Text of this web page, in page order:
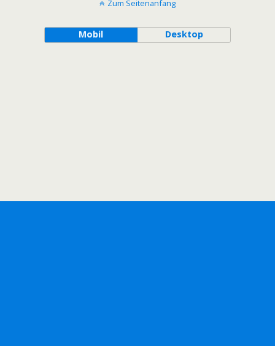
Zum Seitenanfang
Mobil Desktop